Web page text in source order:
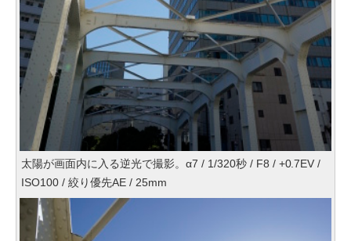
太陽が画面内に入る逆光で撮影。α7 / 1/320秒 / F8 / +0.7EV /
ISO100 / 絞り優先AE / 25mm